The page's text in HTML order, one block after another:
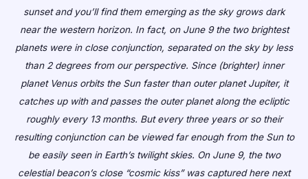
sunset and you’ll find them emerging as the sky grows dark
near the western horizon. In fact, on June 9 the two brightest
planets were in close conjunction, separated on the sky by less
than 2 degrees from our perspective. Since (brighter) inner
planet Venus orbits the Sun faster than outer planet Jupiter, it
catches up with and passes the outer planet along the ecliptic
roughly every 13 months. But every three years or so their
resulting conjunction can be viewed far enough from the Sun to
be easily seen in Earth’s twilight skies. On June 9, the two
celestial beacon’s close “cosmic kiss” was captured here next